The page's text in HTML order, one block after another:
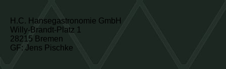
H.C. Hansegastronomie GmbH
Willy-Brandt-Platz 1
28215 Bremen
GF: Jens Pischke